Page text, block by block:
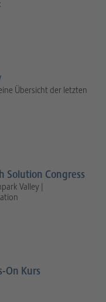
Übersicht der letzten
Solution Congress
Valley |
On Kurs